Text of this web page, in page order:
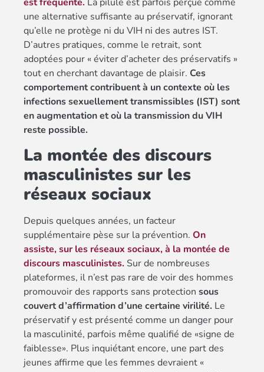
une alternative suffisante au préservatif, ignorant
qu’elle ne protège ni du VIH ni des autres IST.
D’autres pratiques, comme le retrait, sont
adoptées pour « éviter d’acheter des préservatifs »
tout en cherchant davantage de plaisir. Ces
comportement contribuent à un contexte où les
infections sexuellement transmissibles (IST) sont
en augmentation et où la transmission du VIH
reste possible.
La montée des discours
masculinistes sur les
réseaux sociaux
Depuis quelques années, un facteur
supplémentaire pèse sur la prévention. On
assiste, sur les réseaux sociaux, à la montée de
discours masculinistes. Sur de nombreuses
plateformes, il n’est pas rare de voir des hommes
promouvoir des rapports sans protection sous
couvert d’affirmation d’une certaine virilité. Le
préservatif y est présenté comme un danger pour
la masculinité, parfois même qualifié de «signe de
faiblesse». Plus inquiétant encore, une part des
jeunes affirme que les femmes devraient «